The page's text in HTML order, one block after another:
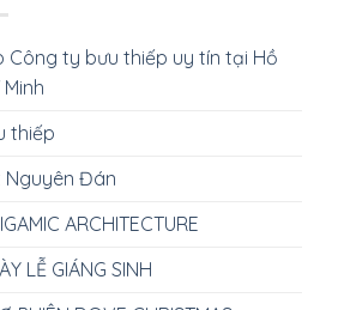
Công ty bưu thiếp uy tín tại Hồ
Minh
thiếp
Nguyên Đán
ARCHITECTURE
LỄ GIÁNG SINH